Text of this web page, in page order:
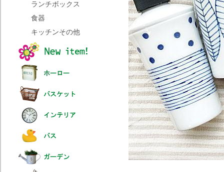
ランチボックス
食器
キッチンその他